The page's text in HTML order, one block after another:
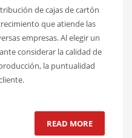
de cajas de cartón
que atiende las
empresas. Al elegir un
considerar la calidad de
la puntualidad
READ MORE